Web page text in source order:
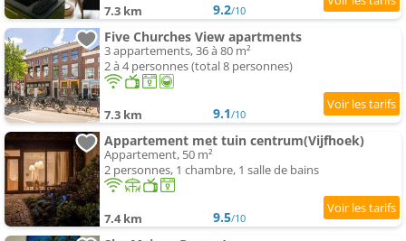
7.3 km 9.2/10
Five Churches View apartments
3 appartements, 36 à 80 m²
2 à 4 personnes (total 8 personnes)
7.3 km 9.1/10
Appartement met tuin centrum(Vijfhoek)
Appartement, 50 m²
2 personnes, 1 chambre, 1 salle de bains
7.4 km 9.5/10